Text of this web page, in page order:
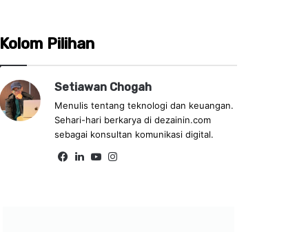
Kolom Pilihan
Setiawan Chogah
Menulis tentang teknologi dan keuangan.
Sehari-hari berkarya di dezainin.com
sebagai konsultan komunikasi digital.
Fa Lin Yo